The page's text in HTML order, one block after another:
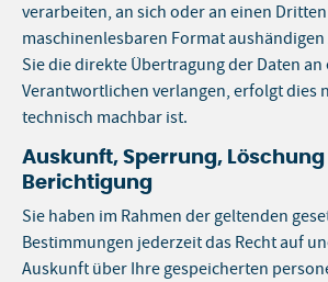
verarbeiten, an sich oder an einen
maschinenlesbaren Format aushändigen
Sie die direkte Übertragung der Daten
Verantwortlichen verlangen, erfolgt dies
technisch machbar ist.
Auskunft, Sperrung, Löschung
Berichtigung
Sie haben im Rahmen der geltenden
Bestimmungen jederzeit das Recht auf
Auskunft über Ihre gespeicherten